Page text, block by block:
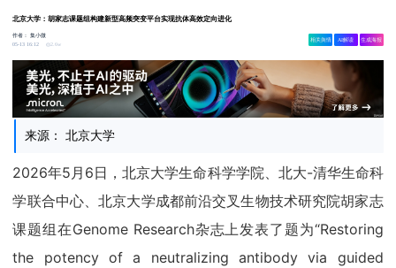
北京大学：胡家志课题组构建新型高频突变平台实现抗体高效定向进化
作者：集小微
05-13 16:12
2.6w
相关舆情 AI解读 生成海报
来源： 北京大学
2026年5月6日，北京大学生命科学学院、北大-清华生命科
学联合中心、北京大学成都前沿交叉生物技术研究院胡家志
课题组在Genome Research杂志上发表了题为“Restoring
the potency of a neutralizing antibody via guided